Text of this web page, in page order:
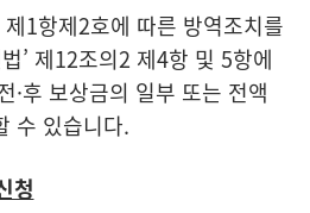
제1항제2호에 따른 방역조치를
’ 제12조의2 제4항 및 5항에
·후 보상금의 일부 또는 전액
수 있습니다.
청